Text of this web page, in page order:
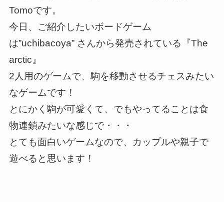
Tomoです。
今日、ご紹介したいボードゲーム
は”uchibacoya” さんから発売されている『The
arctic』
2人用のゲームで、駒を移動させるチェスみたい
なゲームです！
とにかく駒が可愛くて、でもやってることは食
物連鎖みたいな感じで・・・
とても面白いゲームなので、カップルや親子で
遊べると思います！